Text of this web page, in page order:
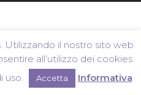
Utilizzando il nostro sito web
all’utilizzo dei cookies
uso.
Accetta Informativa